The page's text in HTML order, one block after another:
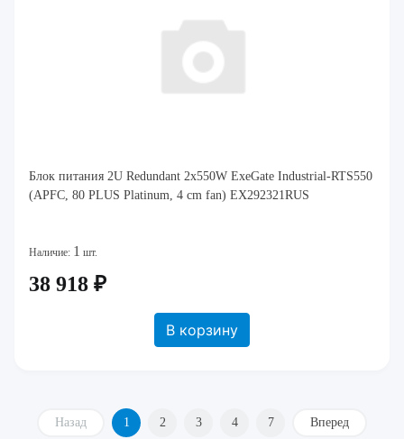
Блок питания 2U Redundant 2x550W ExeGate Industrial-RTS550
(APFC, 80 PLUS Platinum, 4 cm fan) EX292321RUS
Наличие: 1 шт.
38 918 ₽
В корзину
Назад 1 2 3 4 7 Вперед